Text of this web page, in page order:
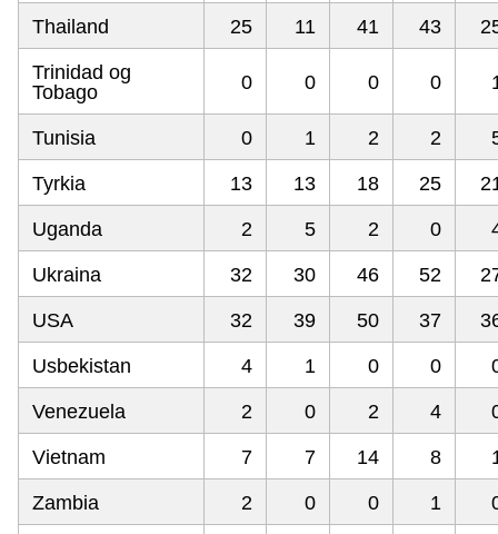
Thailand 25 11 41 43
Trinidad og
Tobago
0 0 0 0
Tunisia 0 1 2 2
Tyrkia 13 13 18 25
Uganda 2 5 2 0
Ukraina 32 30 46 52
USA 32 39 50 37
Usbekistan 4 1 0 0
Venezuela 2 0 2 4
Vietnam 7 7 14 8
Zambia 2 0 0 1